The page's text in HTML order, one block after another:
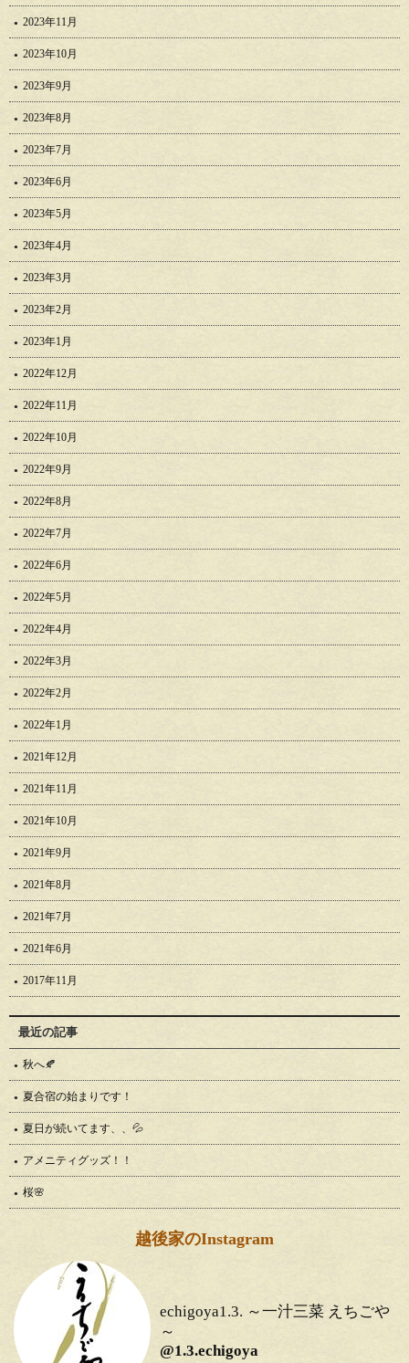
2023年11月
2023年10月
2023年9月
2023年8月
2023年7月
2023年6月
2023年5月
2023年4月
2023年3月
2023年2月
2023年1月
2022年12月
2022年11月
2022年10月
2022年9月
2022年8月
2022年7月
2022年6月
2022年5月
2022年4月
2022年3月
2022年2月
2022年1月
2021年12月
2021年11月
2021年10月
2021年9月
2021年8月
2021年7月
2021年6月
2017年11月
最近の記事
秋へ🍂
夏合宿の始まりです！
夏日が続いてます、、💦
アメニティグッズ！！
桜🌸
越後家のInstagram
echigoya1.3. ～一汁三菜 えちごや
～
@1.3.echigoya